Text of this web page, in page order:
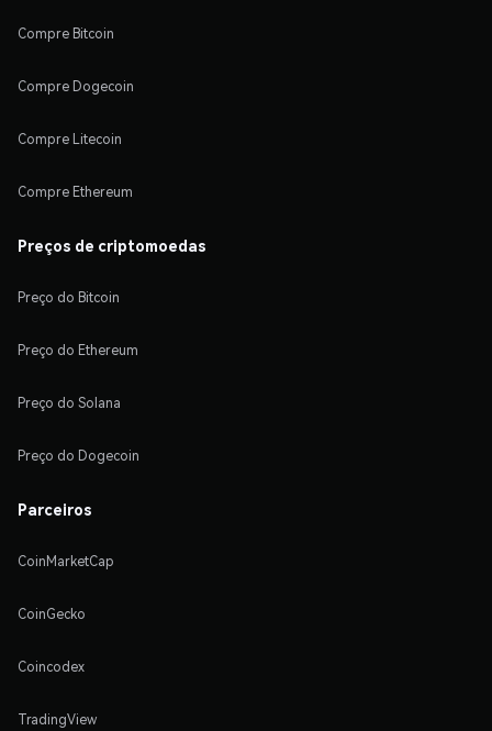
Compre Bitcoin
Compre Dogecoin
Compre Litecoin
Compre Ethereum
Preços de criptomoedas
Preço do Bitcoin
Preço do Ethereum
Preço do Solana
Preço do Dogecoin
Parceiros
CoinMarketCap
CoinGecko
Coincodex
TradingView